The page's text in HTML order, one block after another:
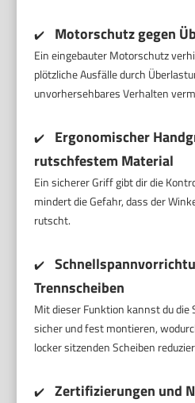
✔️ Motorschutz gegen
Ein eingebauter Motorschutz
plötzliche Ausfälle durch
unvorhersehbares Verhalten
✔️
Ergonomischer
rutschfestem Material
Ein sicherer Griff gibt dir die
mindert die Gefahr, dass der
rutscht.
✔️
Trennscheiben
Mit dieser Funktion kannst du die
sicher und fest montieren,
locker sitzenden Scheiben
✔️ Zertifizierungen und